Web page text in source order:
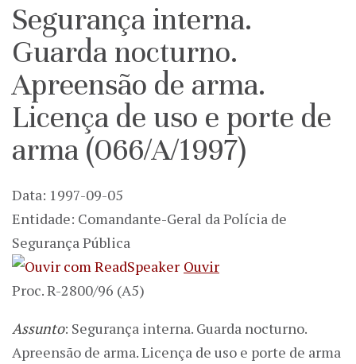
Segurança interna.
Guarda nocturno.
Apreensão de arma.
Licença de uso e porte de
arma (066/A/1997)
Data: 1997-09-05
Entidade: Comandante-Geral da Polícia de
Segurança Pública
Ouvir
Proc. R-2800/96 (A5)
Assunto: Segurança interna. Guarda nocturno.
Apreensão de arma. Licença de uso e porte de arma